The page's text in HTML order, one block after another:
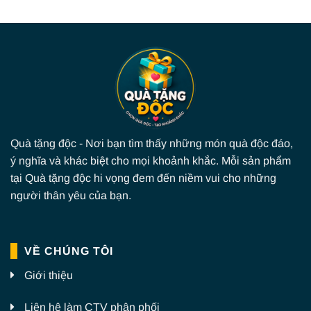
Quà tặng độc - Nơi bạn tìm thấy những món quà độc đáo,
ý nghĩa và khác biệt cho mọi khoảnh khắc. Mỗi sản phẩm
tại Quà tặng độc hi vọng đem đến niềm vui cho những
người thân yêu của bạn.
VỀ CHÚNG TÔI
Giới thiệu
Liên hệ làm CTV phân phối